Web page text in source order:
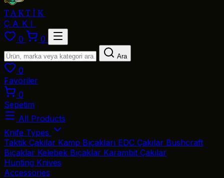
TAKTİK
ÇAKI
0
0
Ara
0
Favoriler
0
Sepetim
All Products
Knife Types
Taktik Çakılar Kamp Bıçakları EDC Çakılar Bushcraft
Bıçaklar Kelebek Bıçaklar Karambit Çakılar
Hunting Knives
Accessories